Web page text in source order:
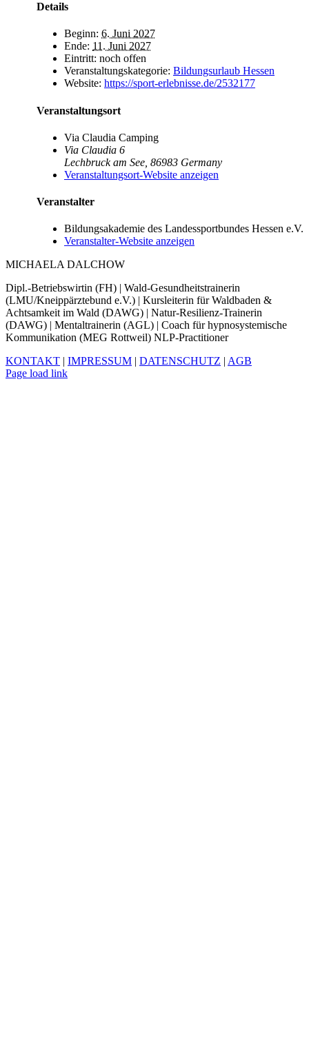
Details
Beginn: 6. Juni 2027
Ende: 11. Juni 2027
Eintritt: noch offen
Veranstaltungskategorie: Bildungsurlaub Hessen
Website: https://sport-erlebnisse.de/2532177
Veranstaltungsort
Via Claudia Camping
Via Claudia 6
Lechbruck am See 86983 Germany
Veranstaltungsort-Website anzeigen
Veranstalter
Bildungsakademie des Landessportbundes Hessen e.V.
Veranstalter-Website anzeigen
MICHAELA DALCHOW
Dipl.-Betriebswirtin (FH) | Wald-Gesundheitstrainerin
(LMU/Kneippärztebund e.V.) | Kursleiterin für Waldbaden &
Achtsamkeit im Wald (DAWG) | Natur-Resilienz-Trainerin
(DAWG) | Mentaltrainerin (AGL) | Coach für hypnosystemische
Kommunikation (MEG Rottweil) NLP-Practitioner
KONTAKT | IMPRESSUM | DATENSCHUTZ | AGB
Facebook
Xing
LinkedIn
YouTube
Page load link